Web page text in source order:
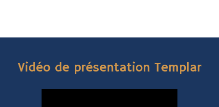
Vidéo de présentation Templar